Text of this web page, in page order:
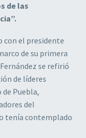
de las
con el presidente
de su primera
se refirió
de líderes
Puebla,
del
tenía contemplado